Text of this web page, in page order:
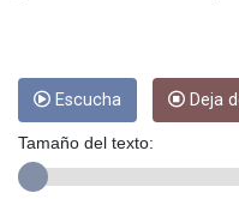
Escucha Deja
Tamaño del texto: